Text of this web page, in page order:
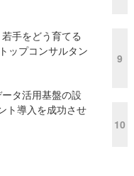
手をどう育てる
ップコンサルタン
タ活用基盤の設
ト導入を成功させ
9
10